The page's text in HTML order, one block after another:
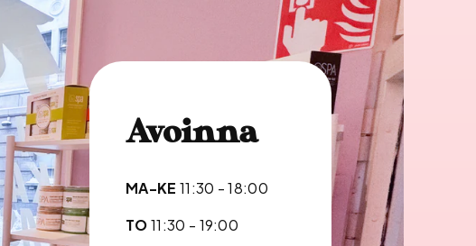
Avoinna
MA-KE 11:30 - 18:00
TO11:30 - 19:00